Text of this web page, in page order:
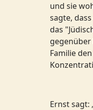
und sie
sagte,
das
Familie
Ernst sagt: